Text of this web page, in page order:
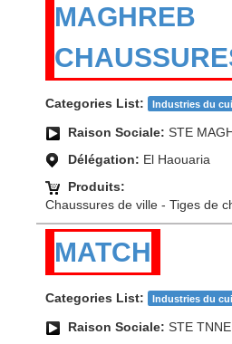
MAGHREB
Categories List: Industries du
Raison Sociale: STE
Délégation: El Haouaria
Produits:
Chaussures de ville - Tiges de
MATCH
Categories List: Industries du
Raison Sociale: STE